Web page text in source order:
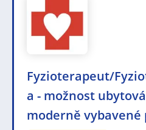
Fyzioterapeut/
a - možnost
moderně vybavené